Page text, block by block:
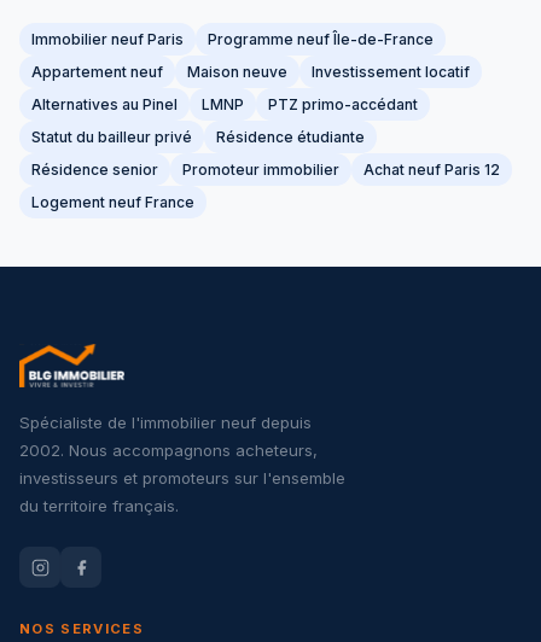
Immobilier neuf Paris
Programme neuf Île-de-France
Appartement neuf
Maison neuve
Investissement locatif
Alternatives au Pinel
LMNP
PTZ primo-accédant
Statut du bailleur privé
Résidence étudiante
Résidence senior
Promoteur immobilier
Achat neuf Paris 12
Logement neuf France
Spécialiste de l'immobilier neuf depuis
2002. Nous accompagnons acheteurs,
investisseurs et promoteurs sur l'ensemble
du territoire français.
NOS SERVICES